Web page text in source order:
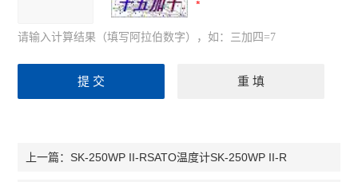
请输入计算结果（填写阿拉伯数字），如：三加四=7
上一篇： SK-250WP II-RSATO温度计SK-250WP II-R